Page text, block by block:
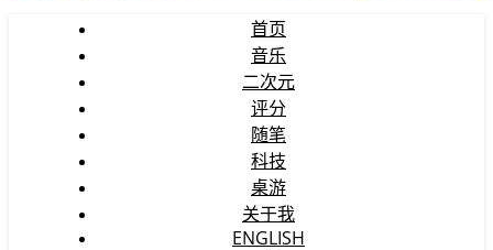
首页
音乐
二次元
评分
随笔
科技
桌游
关于我
ENGLISH